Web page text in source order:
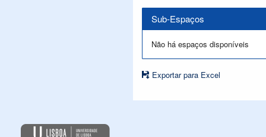
Sub-Espaços
Não há espaços disponíveis
Exportar para Excel